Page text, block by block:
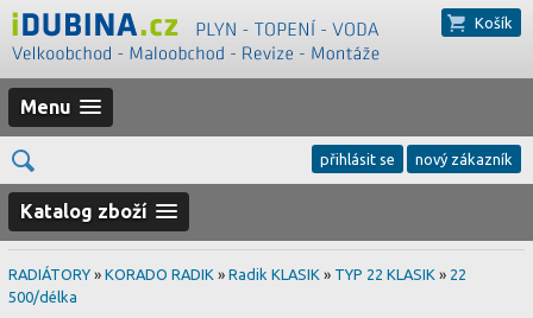
Košík
Menu
přihlásit se nový zákazník
Katalog zboží
RADIÁTORY » KORADO RADIK » Radik KLASIK » TYP 22 KLASIK » 22
500/délka